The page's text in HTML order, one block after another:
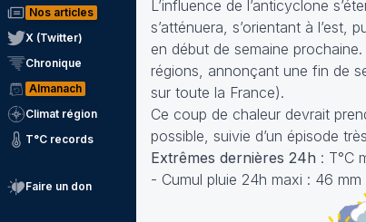
Nos articles
X (Twitter)
Chronique
Almanach
Climat région
T°C records
Faire un don
L’influence de l’anticyclone
s’atténuera, s’orientant à
en début de semaine
régions, annonçant une fin de
sur toute la France).
Ce coup de chaleur devrait
possible, suivie d’un épisode
Extrêmes dernières 24h : T°C
- Cumul pluie 24h maxi : 46